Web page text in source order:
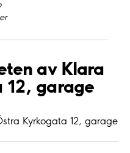
av Klara
12, garage
Kyrkogata 12, garage